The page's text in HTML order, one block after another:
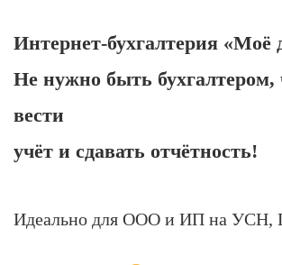
Интернет-бухгалтерия «Моё
Не нужно быть бухгалтером,
вести
учёт и сдавать отчётность!
Идеально для ООО и ИП на УСН,